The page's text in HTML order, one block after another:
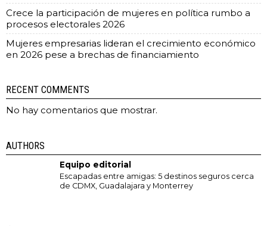
Crece la participación de mujeres en política rumbo a
procesos electorales 2026
Mujeres empresarias lideran el crecimiento económico
en 2026 pese a brechas de financiamiento
RECENT COMMENTS
No hay comentarios que mostrar.
AUTHORS
Equipo editorial
Escapadas entre amigas: 5 destinos seguros cerca
de CDMX, Guadalajara y Monterrey